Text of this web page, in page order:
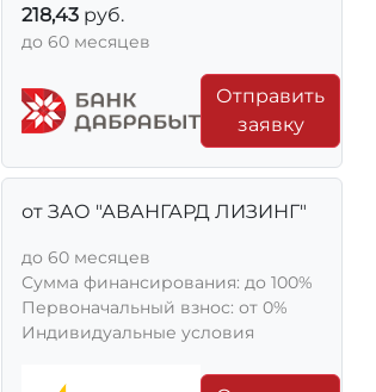
218,43 руб.
до 60 месяцев
Отправить
заявку
от ЗАО "АВАНГАРД ЛИЗИНГ"
до 60 месяцев
Сумма финансирования: до 100%
Первоначальный взнос: от 0%
Индивидуальные условия